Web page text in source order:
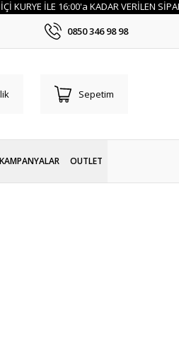
İLE 16:00'a KADAR VERİLEN
0850 346 98 98
Sepetim
KAMPANYALAR OUTLET